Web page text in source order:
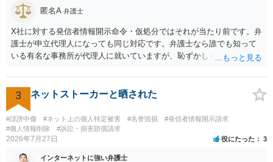
匿名A 弁護士
X社に対する発信者情報開示命令・仮処分ではそれが当たり前です。弁
護士が申立代理人になっても同じ対応です。弁護士なら誰でも知って
いる有名な事務所が代理人に就いていますが、恥ずかしくないのだろ
3 ネットストーカーと晒された
#誹謗中傷 #ネット上の個人特定被害 #名誉毀損
#発信者情報開示請求
#個人情報削除
#訴訟・損害賠償請求
2026年7月27日 役にたった 3
インターネットに強い弁護士